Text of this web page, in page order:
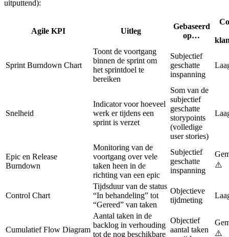
uitputtend):
Agile KPI Uitleg
Gebaseerd
op…
Sprint Burndown Chart
Toont de voortgang
binnen de sprint om
het sprintdoel te
bereiken
Subjectief
geschatte
inspanning
Snelheid
Indicator voor hoeveel
werk er tijdens een
sprint is verzet
Som van de
subjectief
geschatte
storypoints
(volledige
user stories)
Epic en Release
Burndown
Monitoring van de
voortgang over vele
taken heen in de
richting van een epic
Subjectief
geschatte
inspanning
⚠️
Control Chart
Tijdsduur van de status
“In behandeling” tot
“Gereed” van taken
Objectieve
tijdmeting
Cumulatief Flow Diagram
Aantal taken in de
backlog in verhouding
tot de nog beschikbare
Objectief
aantal taken
⚠️